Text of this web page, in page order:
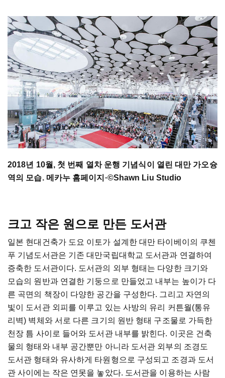
2018년 10월, 첫 번째 열차 운행 기념식이 열린 대만 가오슝
역의 모습. 메카누 홈페이지·©Shawn Liu Studio
크고 작은 원으로 만든 도서관
일본 현대건축가 도요 이토가 설계한 대만 타이베이의 쿠첸
푸 기념도서관은 기존 대만국립대학교 도서관과 연결하여
증축한 도서관이다. 도서관의 외부 형태는 다양한 크기와
모습의 원반과 연결한 기둥으로 만들었고 내부는 높이가 다
른 곡면의 책장이 다양한 공간을 구성한다. 그리고 자연의
빛이 도서관 외피를 이루고 있는 사방의 유리 커튼월(통유
리벽) 벽체와 서로 다른 크기의 원반 형태 구조물로 가득한
천장 틈 사이로 들어와 도서관 내부를 밝힌다. 이곳은 건축
물의 형태와 내부 공간뿐만 아니라 도서관 외부의 조경도
도서관 형태와 유사하게 타원형으로 구성되고 조경과 도서
관 사이에는 작은 연못을 놓았다. 도서관을 이용하는 사람